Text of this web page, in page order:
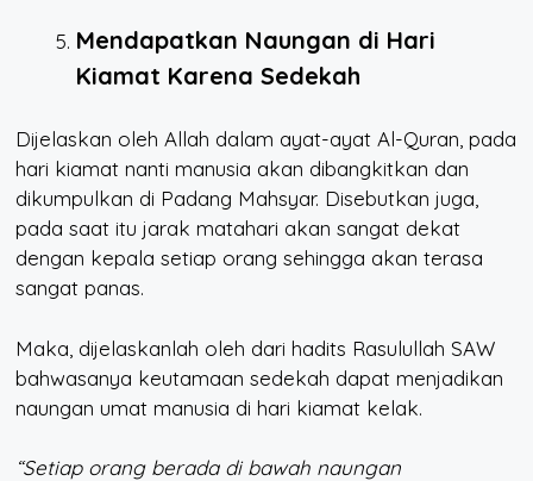
Mendapatkan Naungan di Hari
Kiamat Karena Sedekah
Dijelaskan oleh Allah dalam ayat-ayat Al-Quran, pada
hari kiamat nanti manusia akan dibangkitkan dan
dikumpulkan di Padang Mahsyar. Disebutkan juga,
pada saat itu jarak matahari akan sangat dekat
dengan kepala setiap orang sehingga akan terasa
sangat panas.
Maka, dijelaskanlah oleh dari hadits Rasulullah SAW
bahwasanya keutamaan sedekah dapat menjadikan
naungan umat manusia di hari kiamat kelak.
“Setiap orang berada di bawah naungan